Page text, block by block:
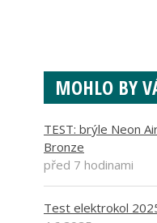
MOHLO BY
TEST: brýle Neon
Bronze
před 7 hodinami
Test elektrokol